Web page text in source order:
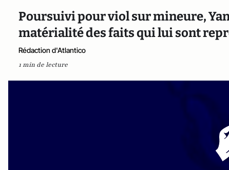
Poursuivi pour viol sur mineure,
matérialité des faits qui lui sont
Rédaction d'Atlantico
1 min de lecture